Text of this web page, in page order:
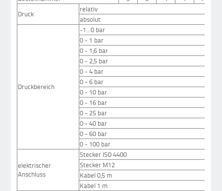
Druck
relativ
absolut
Druckbereich
-1...0 bar
0 - 1 bar
0 - 1,6 bar
0 - 2,5 bar
0 - 4 bar
0 - 6 bar
0 - 10 bar
0 - 16 bar
0 - 25 bar
0 - 40 bar
0 - 60 bar
0 - 100 bar
elektrischer
Anschluss
Stecker ISO 4400
Stecker M12
Kabel 0,5 m
Kabel 1 m